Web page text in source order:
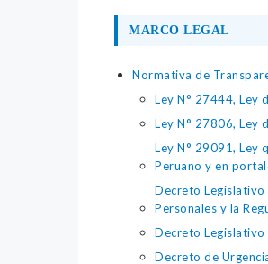
MARCO LEGAL
Normativa de
Ley N° 27444, Ley
Ley N° 27806, Ley
Ley N° 29091, Ley
Peruano y en
Decreto Legislativo
Personales y la
Decreto Legislativo
Decreto de